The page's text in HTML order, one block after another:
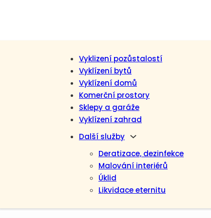
Vyklizení pozůstalostí
Vyklízení bytů
Vyklízení domů
Komerční prostory
Sklepy a garáže
Vyklízení zahrad
Další služby
Deratizace, dezinfekce
Malování interiérů
Úklid
Likvidace eternitu